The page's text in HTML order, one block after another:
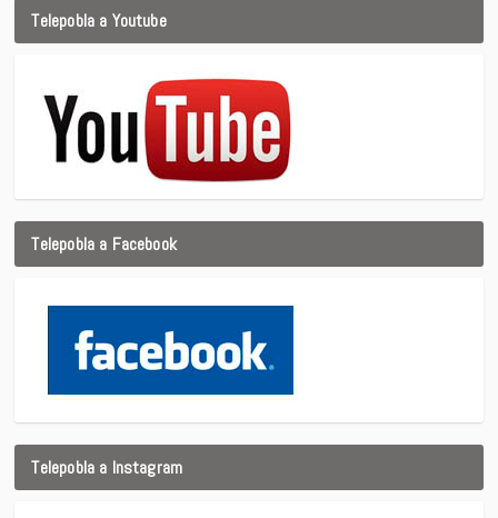
Telepobla a Youtube
Telepobla a Facebook
Telepobla a Instagram